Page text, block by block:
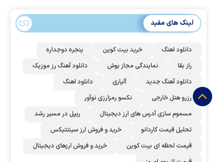
لینک های مفید
دانلود اهنگ خرید بیت کوین
پنجره دوجداره
راز بقا
نمایندگی مجاز بوش
دانلود آهنگ رز‌ موزیک
دانلود آهنگ جدید
آلپاری
دانلود اهنگ
رزرو هتل خارجی
نکسو رمزارزی نوآور
مسموم سازی آدرس های ارز دیجیتال
ریپل در مسیر رشد
تحلیل قیمت کاردانو
خرید و فروش ارز سینتتیکس
قیمت لحظه ای بیت کوین
خرید و فروش ارزهای دیجیتال